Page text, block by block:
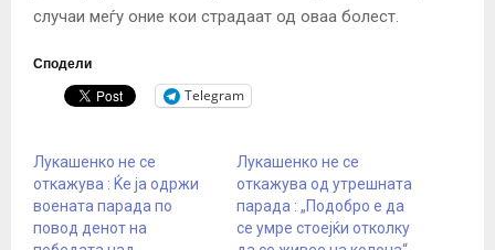
случаи меѓу оние кои страдаат од оваа болест.
Сподели
Telegram
Лукашенко не се
откажува : Ќе ја одржи
воената парада по
повод денот на
Лукашенко не се
откажува од утрешната
парада : „Подобро е да
се умре стоејќи отколку